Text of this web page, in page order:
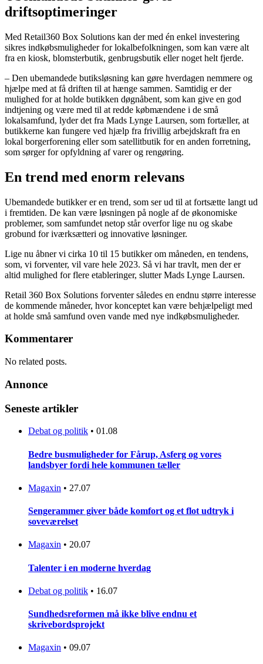
driftsoptimeringer
Med Retail360 Box Solutions kan der med én enkel investering
sikres indkøbsmuligheder for lokalbefolkningen, som kan være alt
fra en kiosk, blomsterbutik, genbrugsbutik eller noget helt fjerde.
– Den ubemandede butiksløsning kan gøre hverdagen nemmere og
hjælpe med at få driften til at hænge sammen. Samtidig er der
mulighed for at holde butikken døgnåbent, som kan give en god
indtjening og være med til at redde købmændene i de små
lokalsamfund, lyder det fra Mads Lynge Laursen, som fortæller, at
butikkerne kan fungere ved hjælp fra frivillig arbejdskraft fra en
lokal borgerforening eller som satellitbutik for en anden forretning,
som sørger for opfyldning af varer og rengøring.
En trend med enorm relevans
Ubemandede butikker er en trend, som ser ud til at fortsætte langt ud
i fremtiden. De kan være løsningen på nogle af de økonomiske
problemer, som samfundet netop står overfor lige nu og skabe
grobund for iværksætteri og innovative løsninger.
Lige nu åbner vi cirka 10 til 15 butikker om måneden, en tendens,
som, vi forventer, vil vare hele 2023. Så vi har travlt, men der er
altid mulighed for flere etableringer, slutter Mads Lynge Laursen.
Retail 360 Box Solutions forventer således en endnu større interesse
de kommende måneder, hvor konceptet kan være behjælpeligt med
at holde små samfund oven vande med nye indkøbsmuligheder.
Kommentarer
No related posts.
Annonce
Seneste artikler
Debat og politik • 01.08
Bedre busmuligheder for Fårup, Asferg og vores
landsbyer fordi hele kommunen tæller
Magaxin • 27.07
Sengerammer giver både komfort og et flot udtryk i
soveværelset
Magaxin • 20.07
Talenter i en moderne hverdag
Debat og politik • 16.07
Sundhedsreformen må ikke blive endnu et
skrivebordsprojekt
Magaxin • 09.07